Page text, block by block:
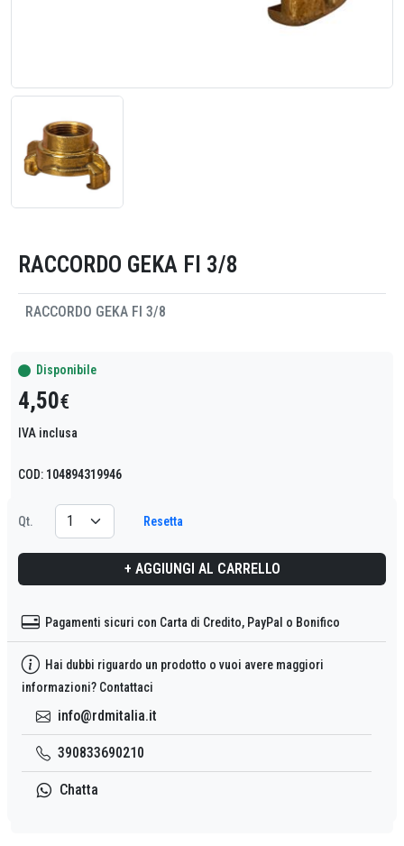
RACCORDO GEKA FI 3/8
RACCORDO GEKA FI 3/8
Disponibile
4,50€
IVA inclusa
COD: 104894319946
Qt. Resetta
+ AGGIUNGI AL CARRELLO
Pagamenti sicuri con Carta di Credito, PayPal o Bonifico
Hai dubbi riguardo un prodotto o vuoi avere maggiori
informazioni? Contattaci
info@rdmitalia.it
390833690210
Chatta